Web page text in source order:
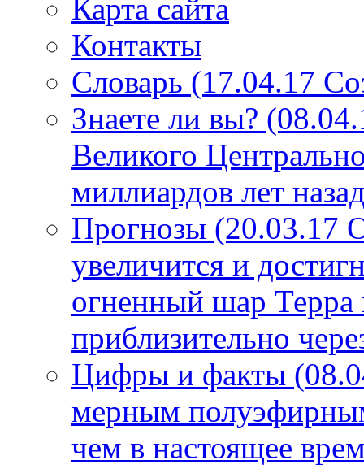
Карта сайта
Контакты
Словарь (17.04.17
Знаете ли вы?
Великого
миллиардов лет
Прогнозы (20.03.17
увеличится и
огненный шар Терра
приблизительно
Цифры и факты
мерным
чем в настоящее